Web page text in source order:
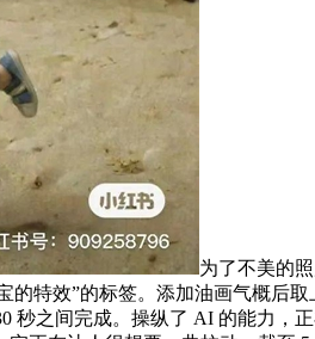
为了不美的
特效”的标签。添加油画气概后
秒之间完成。操纵了 AI 的能力